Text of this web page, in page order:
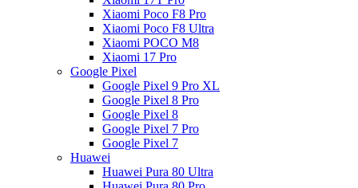
Xiaomi Poco F8 Pro
Xiaomi Poco F8 Ultra
Xiaomi POCO M8
Xiaomi 17 Pro
Google Pixel
Google Pixel 9 Pro XL
Google Pixel 8 Pro
Google Pixel 8
Google Pixel 7 Pro
Google Pixel 7
Huawei
Huawei Pura 80 Ultra